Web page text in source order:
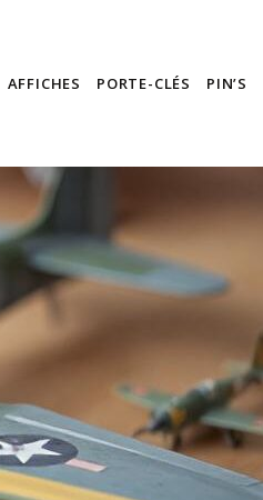
AFFICHES PORTE-CLÉS PIN’S